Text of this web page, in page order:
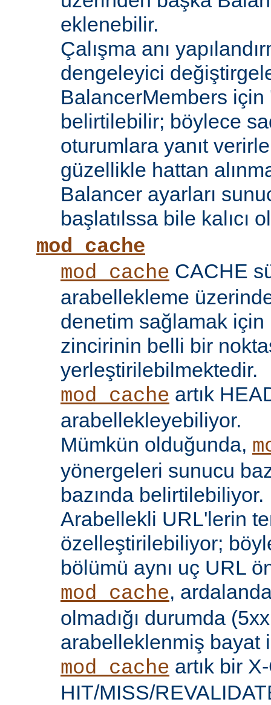
eklenebilir.
Çalışma anı
dengeleyici
BalancerMembers
belirtilebilir; böylece
oturumlara yanıt
güzellikle hattan
Balancer ayarları
başlatılssa bile kalıcı
mod_cache
mod_cache CACHE
arabellekleme
denetim sağlamak
zincirinin belli bir
yerleştirilebilmektedir.
mod_cache artık
arabellekleyebiliyor.
Mümkün olduğunda,
yönergeleri sunucu
bazında belirtilebiliyor.
Arabellekli URL'lerin
özelleştirilebiliyor;
bölümü aynı uç URL
mod_cache,
olmadığı durumda
arabelleklenmiş bayat
mod_cache artık bir
HIT/MISS/